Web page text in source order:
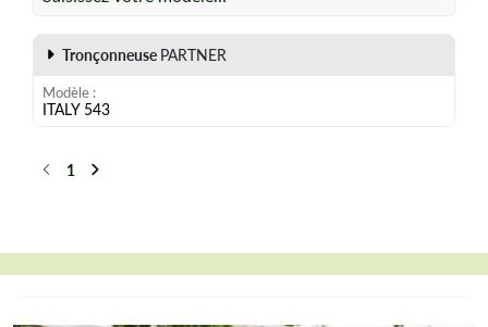
Tronçonneuse PARTNER
Modèle
ITALY 543
Précédent
1 Suivant